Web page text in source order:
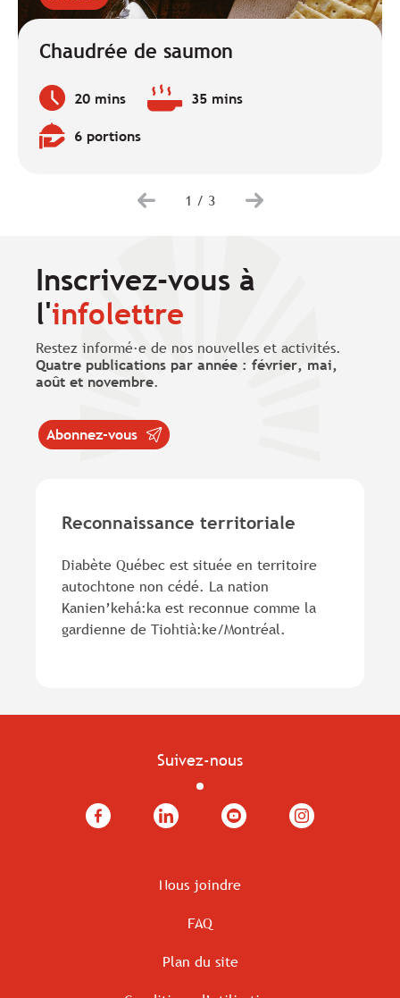
Chaudrée de saumon
Temps
de
préparation
:
20 mins
Temps 35 mins
Quantité6 portions
1 / 3
Inscrivez-vous à
l'infolettre
Restez informé·e de nos nouvelles et activités.
Quatre publications par année : février, mai,
août et novembre.
Abonnez-vous
Reconnaissance territoriale
Diabète Québec est située en territoire
autochtone non cédé. La nation
Kanien’kehá:ka est reconnue comme la
gardienne de Tiohtià:ke/Montréal.
Suivez-nous
Facebook LinkedIn YouTube Instagram
Nous joindre
FAQ
Plan du site